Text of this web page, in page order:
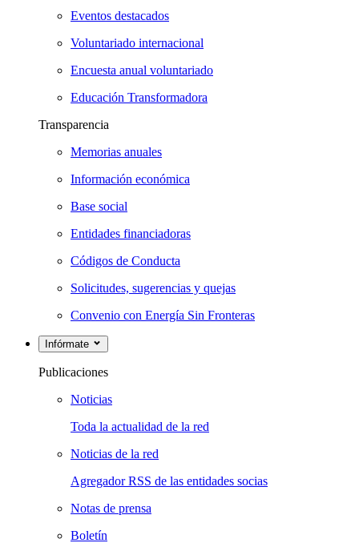
Eventos destacados
Voluntariado internacional
Encuesta anual voluntariado
Educación Transformadora
Transparencia
Memorias anuales
Información económica
Base social
Entidades financiadoras
Códigos de Conducta
Solicitudes, sugerencias y quejas
Convenio con Energía Sin Fronteras
Infórmate
Publicaciones
Noticias
Toda la actualidad de la red
Noticias de la red
Agregador RSS de las entidades socias
Notas de prensa
Boletín